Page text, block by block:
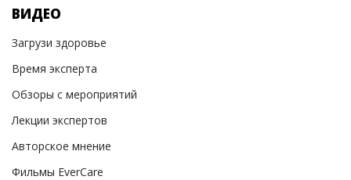
ВИДЕО
Загрузи здоровье
Время эксперта
Обзоры с мероприятий
Лекции экспертов
Авторское мнение
Фильмы EverCare